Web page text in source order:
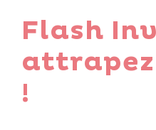
Flash
!